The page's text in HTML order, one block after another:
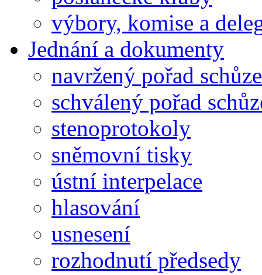
výbory, komise a
Jednání a dokumenty
navržený pořad schůze
schválený pořad
stenoprotokoly
sněmovní tisky
ústní interpelace
hlasování
usnesení
rozhodnutí předsedy